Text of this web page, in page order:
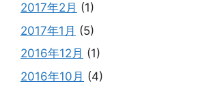
2017年2月 (1)
2017年1月 (5)
2016年12月 (1)
2016年10月 (4)